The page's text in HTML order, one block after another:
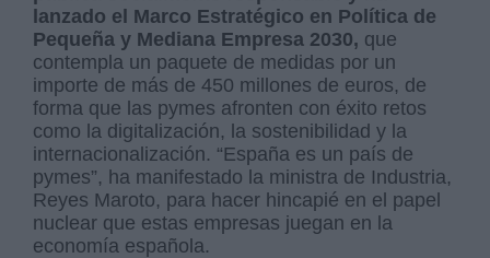
lanzado el Marco Estratégico en Política de
Pequeña y Mediana Empresa 2030, que
contempla un paquete de medidas por un
importe de más de 450 millones de euros, de
forma que las pymes afronten con éxito retos
como la digitalización, la sostenibilidad y la
internacionalización. “España es un país de
pymes”, ha manifestado la ministra de Industria,
Reyes Maroto, para hacer hincapié en el papel
nuclear que estas empresas juegan en la
economía española.